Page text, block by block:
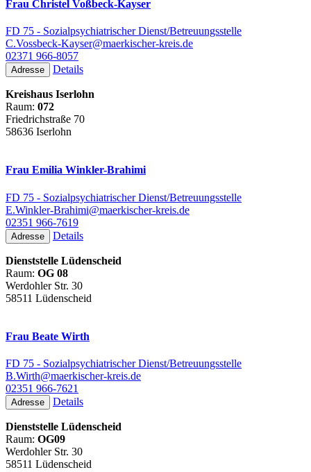
Frau Christel Voßbeck-Kayser
FD 75 - Sozialpsychiatrischer Dienst/Betreuungsstelle
C.Vossbeck-Kayser@maerkischer-kreis.de
02371 966-8057
Adresse Details
Kreishaus Iserlohn
Raum: 072
Friedrichstraße 70
58636 Iserlohn
Frau Emilia Winkler-Brahimi
FD 75 - Sozialpsychiatrischer Dienst/Betreuungsstelle
E.Winkler-Brahimi@maerkischer-kreis.de
02351 966-7619
Adresse Details
Dienststelle Lüdenscheid
Raum: OG 08
Werdohler Str. 30
58511 Lüdenscheid
Frau Beate Wirth
FD 75 - Sozialpsychiatrischer Dienst/Betreuungsstelle
B.Wirth@maerkischer-kreis.de
02351 966-7621
Adresse Details
Dienststelle Lüdenscheid
Raum: OG09
Werdohler Str. 30
58511 Lüdenscheid